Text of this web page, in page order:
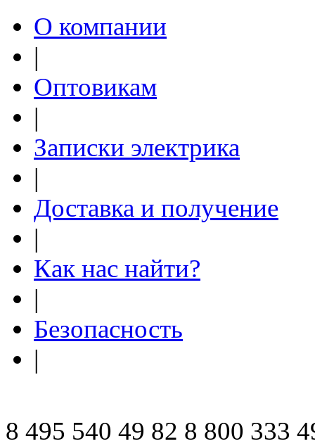
О компании
|
Оптовикам
|
Записки электрика
|
Доставка и получение
|
Как нас найти?
|
Безопасность
|
8 495 540 49 82 8 800 333